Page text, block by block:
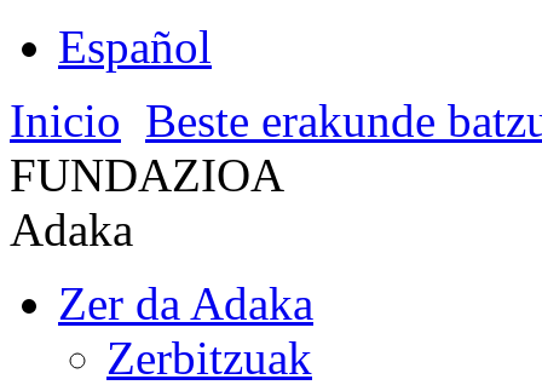
Español
Inicio Beste erakunde
FUNDAZIOA
Adaka
Zer da Adaka
Zerbitzuak